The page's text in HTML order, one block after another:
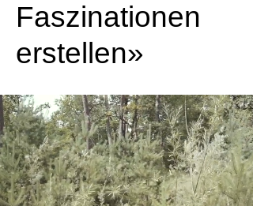
Faszinationen
erstellen»